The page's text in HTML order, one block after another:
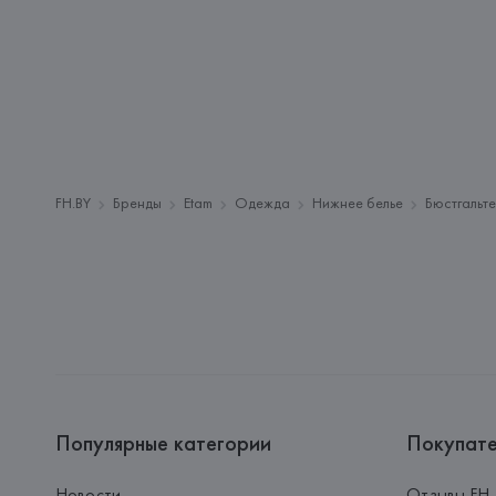
FH.BY Бренды Etam Одежда Нижнее белье
Популярные категории